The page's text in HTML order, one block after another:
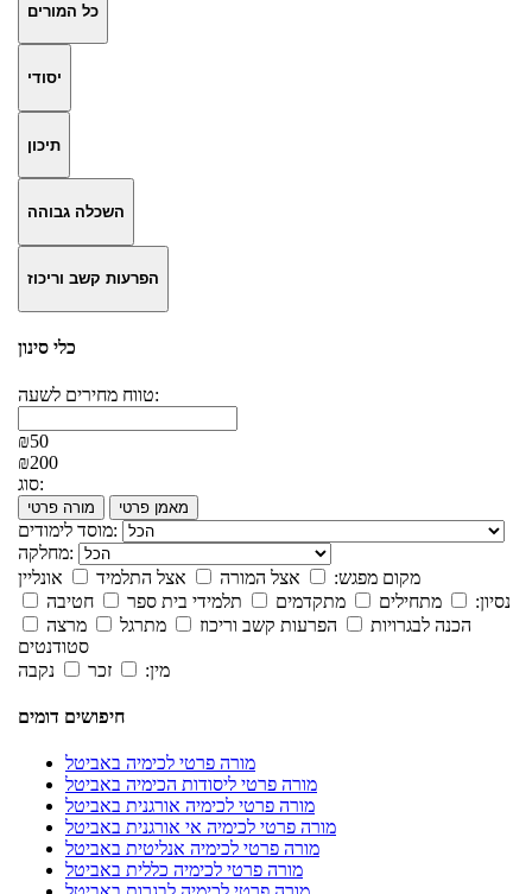
כל המורים
יסודי
תיכון
השכלה גבוהה
הפרעות קשב וריכוז
כלי סינון
טווח מחירים לשעה:
₪50
₪200
סוג:
מורה פרטי מאמן פרטי
מוסד לימודים:
מחלקה:
מקום מפגש:
אצל המורה אצל התלמיד
אונליין
נסיון:
מתחילים מתקדמים תלמידי בית ספר
חטיבה
הכנה לבגרויות
הפרעות קשב וריכוז מתרגל
מרצה
סטודנטים
מין:
זכר נקבה
חיפושים דומים
מורה פרטי לכימיה באביטל
מורה פרטי ליסודות הכימיה באביטל
מורה פרטי לכימיה אורגנית באביטל
מורה פרטי לכימיה אי אורגנית באביטל
מורה פרטי לכימיה אנליטית באביטל
מורה פרטי לכימיה כללית באביטל